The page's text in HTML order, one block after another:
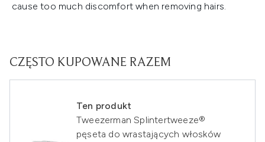
cause too much discomfort when removing hairs.
CZĘSTO KUPOWANE RAZEM
Ten produkt
Tweezerman Splintertweeze®
pęseta do wrastających włosków